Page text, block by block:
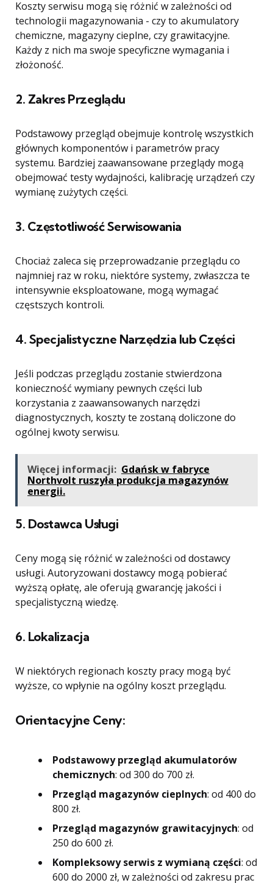
Koszty serwisu mogą się różnić w zależności od
technologii magazynowania - czy to akumulatory
chemiczne, magazyny cieplne, czy grawitacyjne.
Każdy z nich ma swoje specyficzne wymagania i
złożoność.
2. Zakres Przeglądu
Podstawowy przegląd obejmuje kontrolę wszystkich
głównych komponentów i parametrów pracy
systemu. Bardziej zaawansowane przeglądy mogą
obejmować testy wydajności, kalibrację urządzeń czy
wymianę zużytych części.
3. Częstotliwość Serwisowania
Chociaż zaleca się przeprowadzanie przeglądu co
najmniej raz w roku, niektóre systemy, zwłaszcza te
intensywnie eksploatowane, mogą wymagać
częstszych kontroli.
4. Specjalistyczne Narzędzia lub Części
Jeśli podczas przeglądu zostanie stwierdzona
konieczność wymiany pewnych części lub
korzystania z zaawansowanych narzędzi
diagnostycznych, koszty te zostaną doliczone do
ogólnej kwoty serwisu.
Więcej informacji: Gdańsk w fabryce
Northvolt ruszyła produkcja magazynów
energii.
5. Dostawca Usługi
Ceny mogą się różnić w zależności od dostawcy
usługi. Autoryzowani dostawcy mogą pobierać
wyższą opłatę, ale oferują gwarancję jakości i
specjalistyczną wiedzę.
6. Lokalizacja
W niektórych regionach koszty pracy mogą być
wyższe, co wpłynie na ogólny koszt przeglądu.
Orientacyjne Ceny:
Podstawowy przegląd akumulatorów
chemicznych: od 300 do 700 zł.
Przegląd magazynów cieplnych: od 400 do
800 zł.
Przegląd magazynów grawitacyjnych: od
250 do 600 zł.
Kompleksowy serwis z wymianą części: od
600 do 2000 zł, w zależności od zakresu prac